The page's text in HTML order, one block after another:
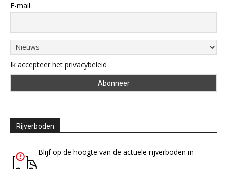
E-mail
Ik accepteer het privacybeleid
Rijverboden
Blijf op de hoogte van de actuele rijverboden in